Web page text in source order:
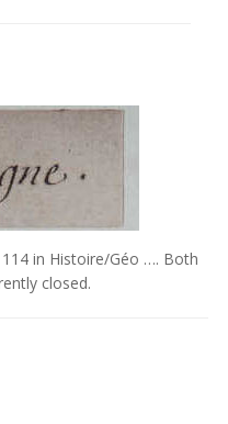
in Histoire/Géo …. Both
closed.